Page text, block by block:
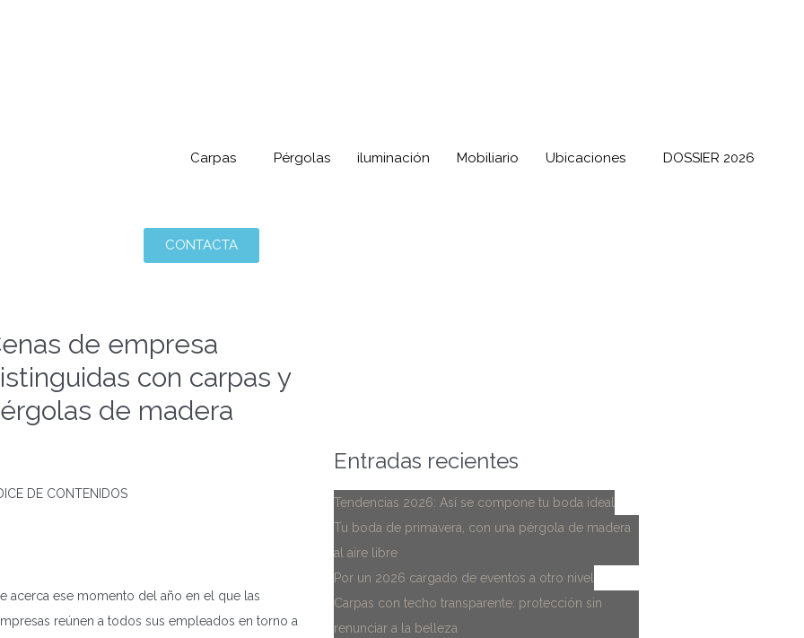
Carpas Pérgolas iluminación Mobiliario Ubicaciones DOSSIER 2026
CONTACTA
de empresa
con carpas y
de madera
DE CONTENIDOS
acerca ese momento del año en el que las
reúnen a todos sus empleados en torno a
Entradas recientes
Tendencias 2026: Así se compone tu boda ideal
Tu boda de primavera, con una pérgola de madera
al aire libre
Por un 2026 cargado de eventos a otro nivel
Carpas con techo transparente: protección sin
renunciar a la belleza